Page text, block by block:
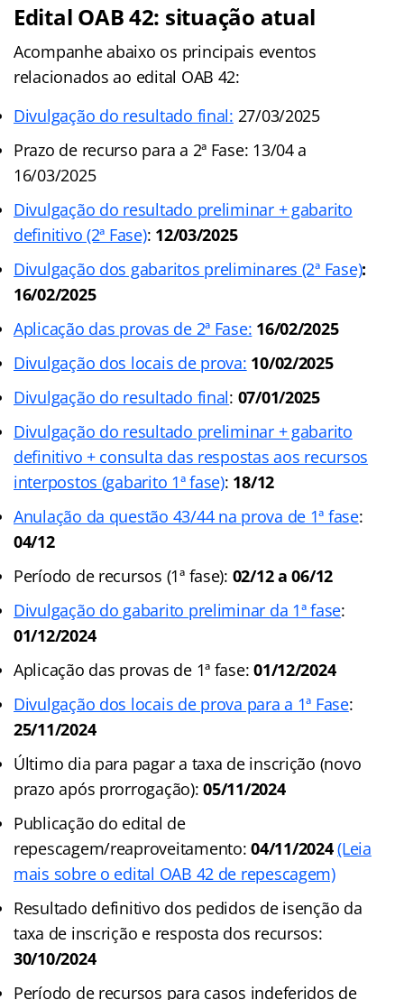
Edital OAB 42: situação atual
Acompanhe abaixo os principais eventos
relacionados ao edital OAB 42:
Divulgação do resultado final: 27/03/2025
Prazo de recurso para a 2ª Fase: 13/04 a
16/03/2025
Divulgação do resultado preliminar + gabarito
definitivo (2ª Fase): 12/03/2025
Divulgação dos gabaritos preliminares (2ª Fase):
16/02/2025
Aplicação das provas de 2ª Fase: 16/02/2025
Divulgação dos locais de prova: 10/02/2025
Divulgação do resultado final: 07/01/2025
Divulgação do resultado preliminar + gabarito
definitivo + consulta das respostas aos recursos
interpostos (gabarito 1ª fase): 18/12
Anulação da questão 43/44 na prova de 1ª fase:
04/12
Período de recursos (1ª fase): 02/12 a 06/12
Divulgação do gabarito preliminar da 1ª fase:
01/12/2024
Aplicação das provas de 1ª fase:01/12/2024
Divulgação dos locais de prova para a 1ª Fase:
25/11/2024
Último dia para pagar a taxa de inscrição (novo
prazo após prorrogação):05/11/2024
Publicação do edital de
repescagem/reaproveitamento:04/11/2024(Leia
mais sobre o edital OAB 42 de repescagem)
Resultado definitivo dos pedidos de isenção da
taxa de inscrição e resposta dos recursos:
30/10/2024
Período de recursos para casos indeferidos de